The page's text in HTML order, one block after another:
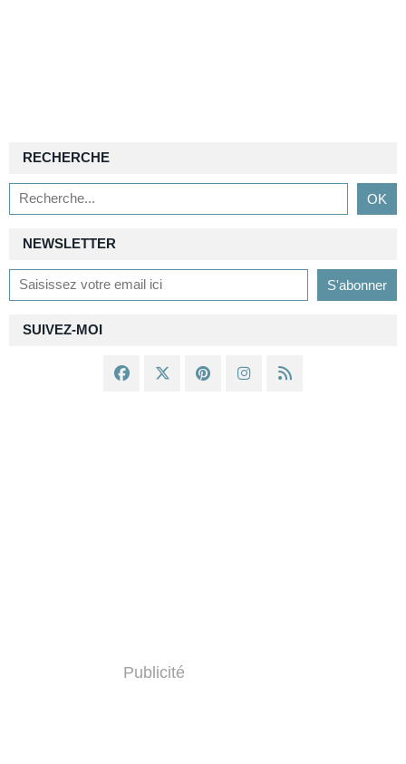
NEWSLETTER
SUIVEZ-MOI
RECHERCHE
Publicité